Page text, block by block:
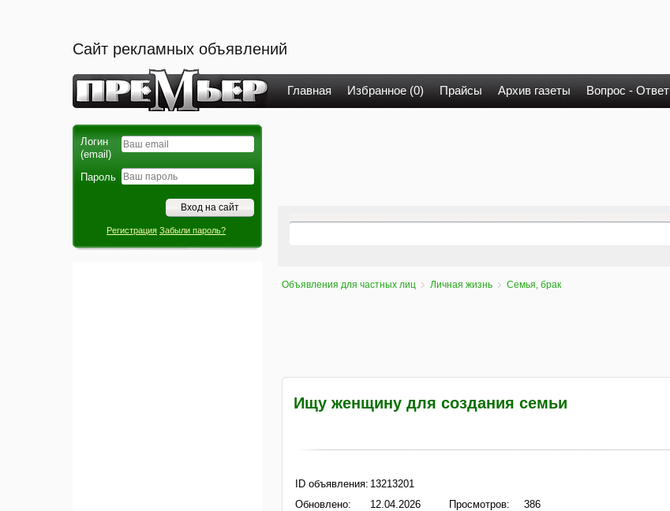
Сайт рекламных объявлений
Главная Избранное (0) Прайсы Архив газеты Вопрос - Ответ
Логин
(email)
Пароль
Регистрация Забыли пароль?
Объявления для частных лиц Личная жизнь Семья, брак
Ищу женщину для создания семьи
ID объявления: 13213201
Обновлено:
12.04.2026 Просмотров: 386